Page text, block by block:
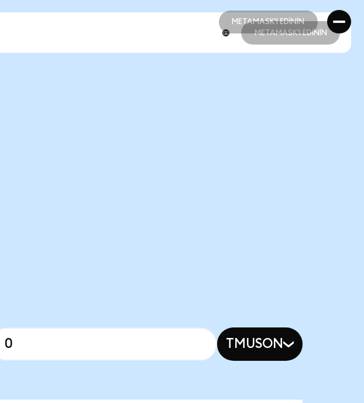
METAMASK'I EDİNİN
METAMASK'I EDİNİN
METAMASK'I EDİNİN
TMUSON